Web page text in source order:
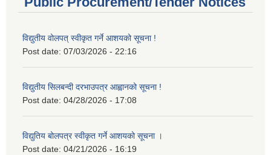
विद्युतीय वोलपत् स्वीकृत गर्ने आशयको सूचना !
Post date: 07/03/2026 - 22:16
विद्युतीय सिलबन्दी दरभाउपत्र आह्वानको सूचना !
Post date: 04/28/2026 - 17:08
विद्युतिय बोलपत्र स्वीकृत गर्ने आशयको सूचना ।
Post date: 04/21/2026 - 16:19